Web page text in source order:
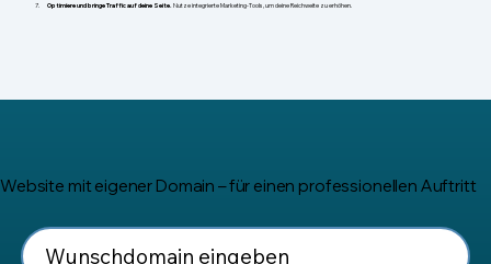
Optimiere und bringe Traffic auf deine Seite. Nutze integrierte Marketing-Tools, um deine Reichweite zu erhöhen.
Website mit eigener Domain – für einen professionellen Auftritt